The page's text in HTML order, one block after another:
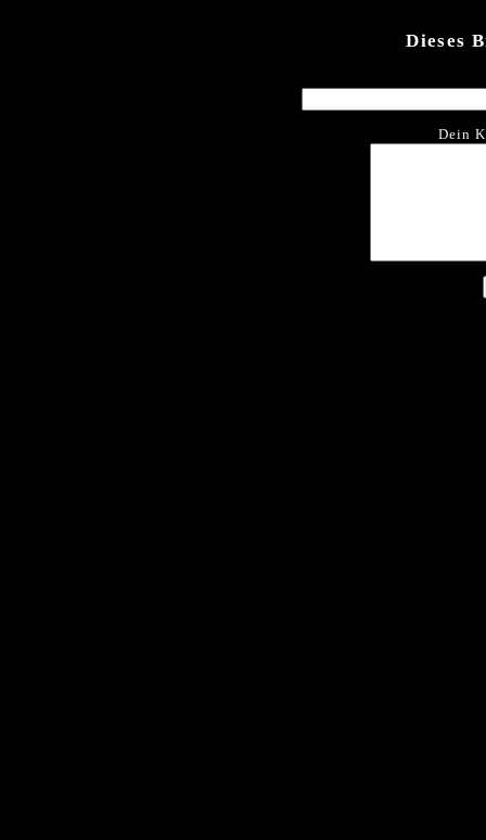
Dieses
Dein